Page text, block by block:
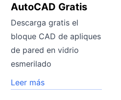
AutoCAD Gratis
Descarga gratis el
bloque CAD de apliques
de pared en vidrio
esmerilado
Leer más